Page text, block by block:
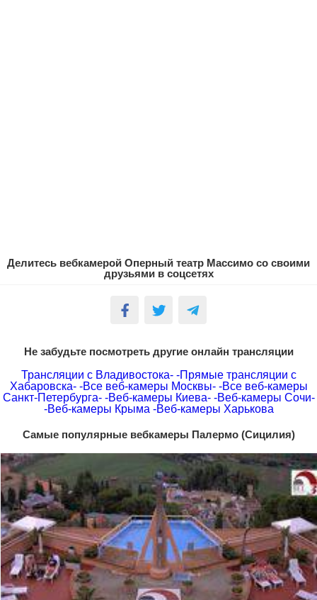
Делитесь вебкамерой Оперный театр Массимо со своими
друзьями в соцсетях
Не забудьте посмотреть другие онлайн трансляции
Трансляции с Владивостока- -Прямые трансляции с
Хабаровска- -Все веб-камеры Москвы- -Все веб-камеры
Санкт-Петербурга- -Веб-камеры Киева- -Веб-камеры Сочи-
-Веб-камеры Крыма -Веб-камеры Харькова
Самые популярные вебкамеры Палермо (Сицилия)